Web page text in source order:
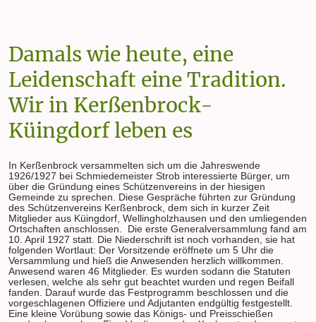
Damals wie heute, eine
Leidenschaft eine Tradition.
Wir in Kerßenbrock-
Küingdorf leben es
In Kerßenbrock versammelten sich um die Jahreswende
1926/1927 bei Schmiedemeister Strob interessierte Bürger, um
über die Gründung eines Schützenvereins in der hiesigen
Gemeinde zu sprechen. Diese Gespräche führten zur Gründung
des Schützenvereins Kerßenbrock, dem sich in kurzer Zeit
Mitglieder aus Küingdorf, Wellingholzhausen und den umliegenden
Ortschaften anschlossen. Die erste Generalversammlung fand am
10. April 1927 statt. Die Niederschrift ist noch vorhanden, sie hat
folgenden Wortlaut: Der Vorsitzende eröffnete um 5 Uhr die
Versammlung und hieß die Anwesenden herzlich willkommen.
Anwesend waren 46 Mitglieder. Es wurden sodann die Statuten
verlesen, welche als sehr gut beachtet wurden und regen Beifall
fanden. Darauf wurde das Festprogramm beschlossen und die
vorgeschlagenen Offiziere und Adjutanten endgültig festgestellt.
Eine kleine Vorübung sowie das Königs- und Preisschießen